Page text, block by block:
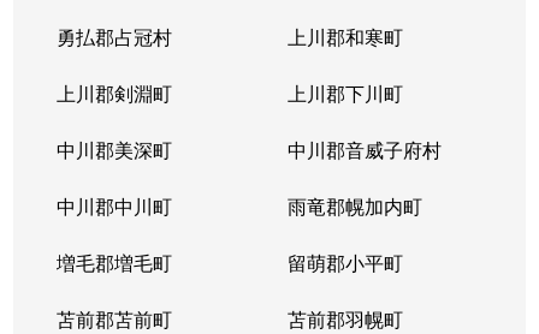
勇払郡占冠村 上川郡和寒町
上川郡剣淵町 上川郡下川町
中川郡美深町 中川郡音威子府村
中川郡中川町 雨竜郡幌加内町
増毛郡増毛町 留萌郡小平町
苫前郡苫前町 苫前郡羽幌町